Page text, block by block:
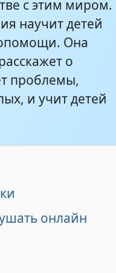
с этим миром.
научит детей
Она
о
проблемы,
и учит детей
онлайн